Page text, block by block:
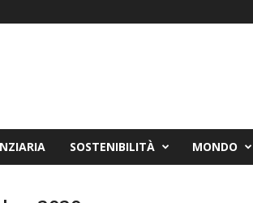
SOSTENIBILITÀ MONDO